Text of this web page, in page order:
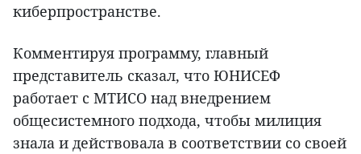
киберпространстве.
Комментируя программу, главный
представитель сказал, что ЮНИСЕФ
работает с МТИСО над внедрением
общесистемного подхода, чтобы милиция
знала и действовала в соответствии со своей